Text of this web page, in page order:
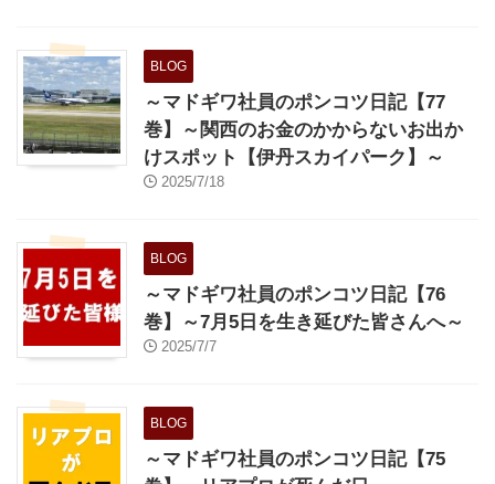
BLOG
～マドギワ社員のポンコツ日記【77
巻】～関西のお金のかからないお出か
けスポット【伊丹スカイパーク】～
2025/7/18
BLOG
～マドギワ社員のポンコツ日記【76
巻】～7月5日を生き延びた皆さんへ～
2025/7/7
BLOG
～マドギワ社員のポンコツ日記【75